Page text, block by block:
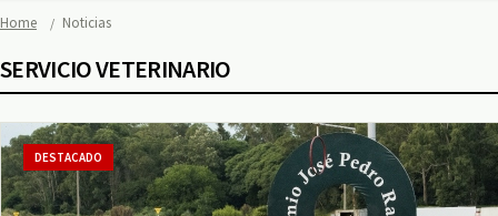
Home Noticias
SERVICIO VETERINARIO
DESTACADO